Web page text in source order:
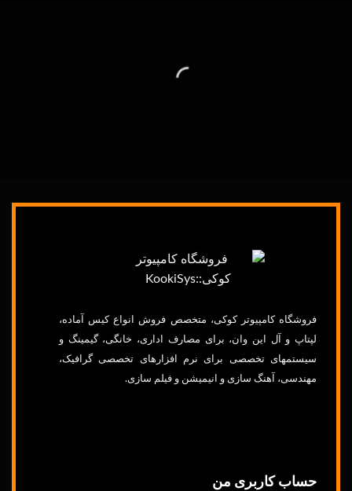
فروشگاهکامپیوتر کوکی، متخصص فروش انواع کیس آماده،
لپتاپو آل این وان، برای مصارف اداری، خانگی،گیمینگ و
سیستمهای تخصصی برای نرم افزارهای تخصصی گرافیک،
مهندسی، آهنگ سازی و انیمیشن و فیلم سازی.
حساب کاربری من